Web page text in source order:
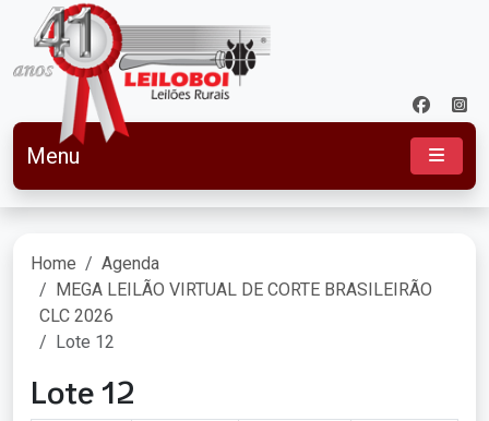
Menu
Home
Agenda
MEGA LEILÃO VIRTUAL DE CORTE BRASILEIRÃO
CLC 2026
Lote 12
Lote 12